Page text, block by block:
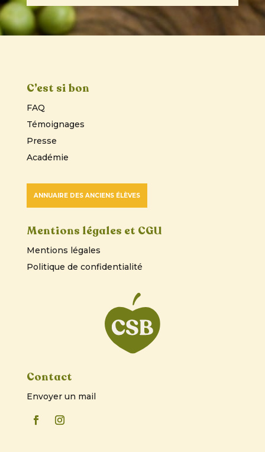
C’est si bon
FAQ
Témoignages
Presse
Académie
ANNUAIRE DES ANCIENS ÉLÈVES
Mentions légales et CGU
Mentions légales
Politique de confidentialité
Contact
Envoyer un mail